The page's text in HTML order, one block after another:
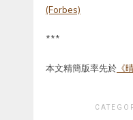
(Forbes)
***
本文精簡版率先於 《